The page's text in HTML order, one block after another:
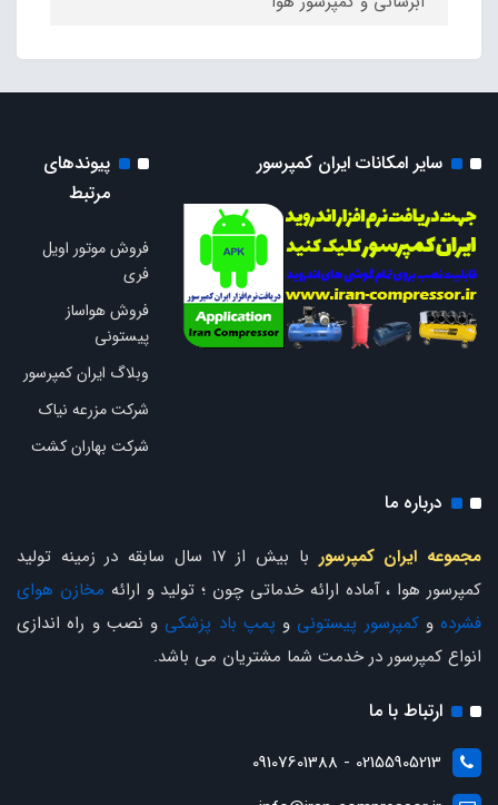
سایر امکانات ایران کمپرسور
پیوندهای
مرتبط
فروش موتور اویل
فری
فروش هواساز
پیستونی
وبلاگ ایران کمپرسور
شرکت مزرعه نیاک
شرکت بهاران کشت
درباره ما
مجموعه ایران کمپرسور
با بیش از 17 سال سابقه در زمینه تولید
کمپرسور هوا ، آماده ارائه خدماتی چون ؛ تولید و ارائه مخازن هوای
فشرده وکمپرسور پیستونی و پمپ باد پزشکی و نصب و راه اندازی
انواع کمپرسور در خدمت شما مشتریان می باشد.
ارتباط با ما
02155905213 - 09107601388